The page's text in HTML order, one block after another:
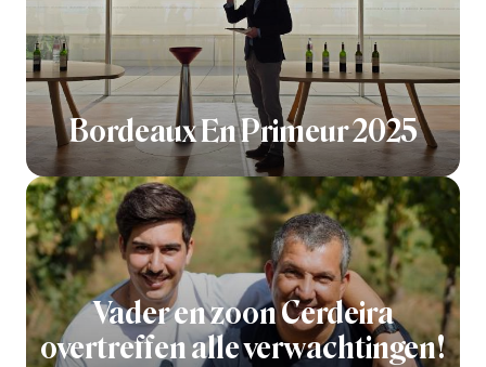
Bordeaux En Primeur 2025
Vader en zoon Cerdeira
overtreffen alle verwachtingen!